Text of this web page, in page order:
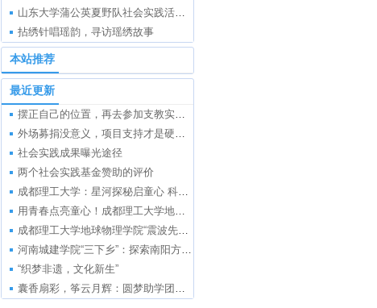
山东大学蒲公英夏野队社会实践活动圆满结束
拈绣针唱瑶韵，寻访瑶绣故事
本站推荐
最近更新
摆正自己的位置，再去参加支教实践项目
外场募捐没意义，项目支持才是硬道理
社会实践成果曝光途径
两个社会实践基金赞助的评价
成都理工大学：星河探秘启童心 科技赋能助振兴
用青春点亮童心！成都理工大学地球物理学院“小舞龙”七彩假期社会实践团队为锦绣社区孩子打造“多彩假期课堂”
成都理工大学地球物理学院“震波先锋团”赴成都地震监测中心站开展专业实践活动
河南城建学院“三下乡”：探索南阳方城县砚山铺村的光伏发电项目
“织梦非遗，文化新生”
囊香扇彩，筝云月辉：圆梦助学团开展中华文化特色主题教育